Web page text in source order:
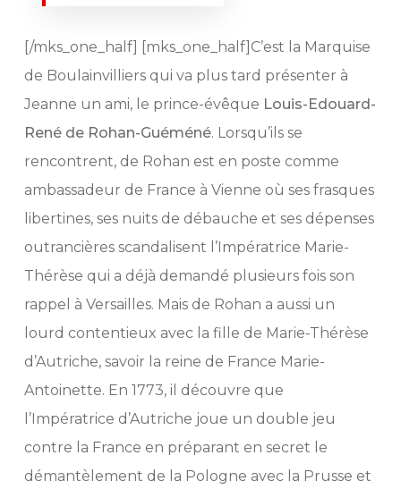
[/mks_one_half] [mks_one_half]C’est la Marquise
de Boulainvilliers qui va plus tard présenter à
Jeanne un ami, le prince-évêque Louis-Edouard-
René de Rohan-Guéméné. Lorsqu’ils se
rencontrent, de Rohan est en poste comme
ambassadeur de France à Vienne où ses frasques
libertines, ses nuits de débauche et ses dépenses
outrancières scandalisent l’Impératrice Marie-
Thérèse qui a déjà demandé plusieurs fois son
rappel à Versailles. Mais de Rohan a aussi un
lourd contentieux avec la fille de Marie-Thérèse
d’Autriche, savoir la reine de France Marie-
Antoinette. En 1773, il découvre que
l’Impératrice d’Autriche joue un double jeu
contre la France en préparant en secret le
démantèlement de la Pologne avec la Prusse et